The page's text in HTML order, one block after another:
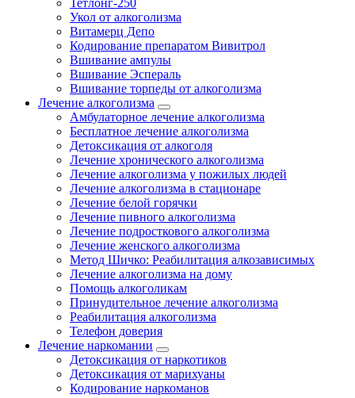
Тетлонг-250
Укол от алкоголизма
Витамерц Депо
Кодирование препаратом Вивитрол
Вшивание ампулы
Вшивание Эспераль
Вшивание торпеды от алкоголизма
Лечение алкоголизма
Амбулаторное лечение алкоголизма
Бесплатное лечение алкоголизма
Детоксикация от алкоголя
Лечение хронического алкоголизма
Лечение алкоголизма у пожилых людей
Лечение алкоголизма в стационаре
Лечение белой горячки
Лечение пивного алкоголизма
Лечение подросткового алкоголизма
Лечение женского алкоголизма
Метод Шичко: Реабилитация алкозависимых
Лечение алкоголизма на дому
Помощь алкоголикам
Принудительное лечение алкоголизма
Реабилитация алкоголизма
Телефон доверия
Лечение наркомании
Детоксикация от наркотиков
Детоксикация от марихуаны
Кодирование наркоманов